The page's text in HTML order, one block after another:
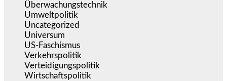
Überwachungstechnik
Umweltpolitik
Uncategorized
Universum
US-Faschismus
Verkehrspolitik
Verteidigungspolitik
Wirtschaftspolitik